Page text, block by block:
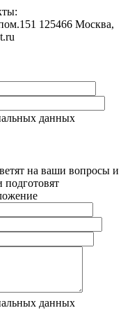
125466 Москва,
данных
на ваши вопросы и
подготовят
данных